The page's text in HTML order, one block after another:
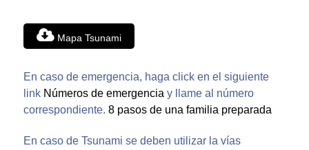
Mapa Tsunami
En caso de emergencia, haga click en el siguiente
link Números de emergencia y llame al número
correspondiente. 8 pasos de una familia preparada
En caso de Tsunami se deben utilizar la vías